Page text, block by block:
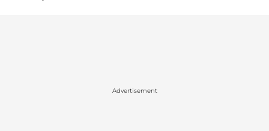
Advertisement